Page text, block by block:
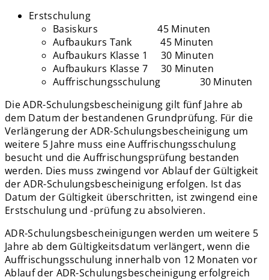
Erstschulung
Basiskurs 45 Minuten
Aufbaukurs Tank 45 Minuten
Aufbaukurs Klasse 1 30 Minuten
Aufbaukurs Klasse 7 30 Minuten
Auffrischungsschulung 30 Minuten
Die ADR-Schulungsbescheinigung gilt fünf Jahre ab
dem Datum der bestandenen Grundprüfung. Für die
Verlängerung der ADR-Schulungsbescheinigung um
weitere 5 Jahre muss eine Auffrischungsschulung
besucht und die Auffrischungsprüfung bestanden
werden. Dies muss zwingend vor Ablauf der Gültigkeit
der ADR-Schulungsbescheinigung erfolgen. Ist das
Datum der Gültigkeit überschritten, ist zwingend eine
Erstschulung und -prüfung zu absolvieren.
ADR-Schulungsbescheinigungen werden um weitere 5
Jahre ab dem Gültigkeitsdatum verlängert, wenn die
Auffrischungsschulung innerhalb von 12 Monaten vor
Ablauf der ADR-Schulungsbescheinigung erfolgreich